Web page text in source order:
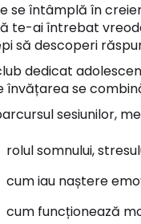
se întâmplă în
te-ai întrebat
să descoperi
dedicat
învățarea se
sesiunilor,
rolul somnului,
cum iau naștere
cum funcționează